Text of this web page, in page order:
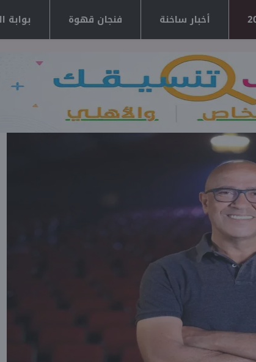
أخبار ساخنة فنجان قهوة بوابة